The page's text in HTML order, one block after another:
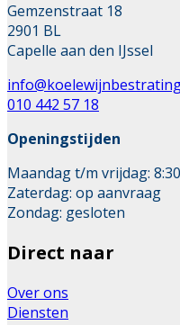
Gemzenstraat 18
2901 BL
Capelle aan den IJssel
010 442 57 18
Openingstijden
Maandag t/m vrijdag:
Zaterdag: op aanvraag
Zondag: gesloten
Direct naar
Over ons
Diensten